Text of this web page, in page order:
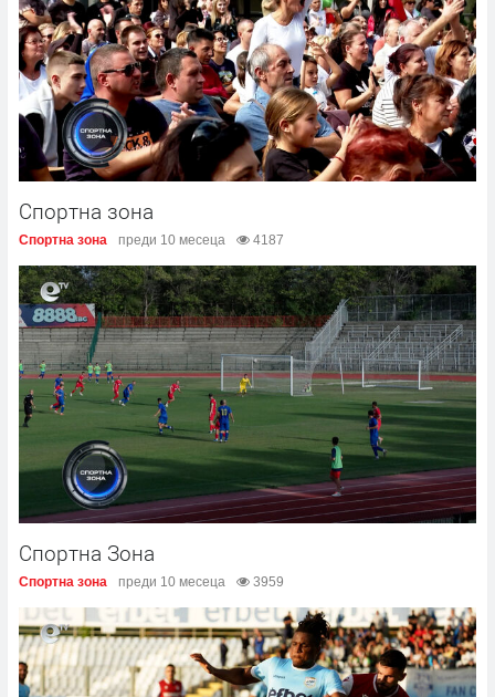
Спортна зона
Спортна зона преди 10 месеца 4187
Спортна Зона
Спортна зона преди 10 месеца 3959